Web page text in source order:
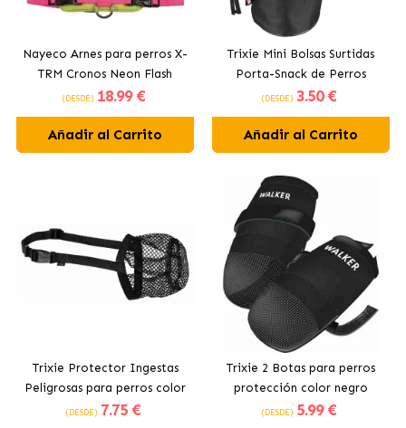
Nayeco Arnes para perros X-
TRM Cronos Neon Flash
Fucsia
(DESDE) 18.99 €
Añadir al Carrito
Trixie Mini Bolsas Surtidas
Porta-Snack de Perros
(DESDE) 3.50 €
Añadir al Carrito
Trixie Protector Ingestas
Peligrosas para perros color
Negro
(DESDE) 7.75 €
Trixie 2 Botas para perros
protección color negro
(DESDE) 5.99 €